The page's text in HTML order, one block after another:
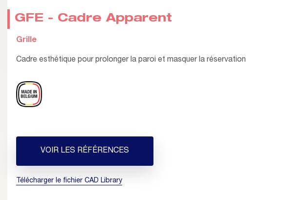
GFE - Cadre Apparent
Grille
Cadre esthétique pour prolonger la paroi et masquer la réservation
VOIR LES RÉFÉRENCES
Télécharger le fichier CAD Library